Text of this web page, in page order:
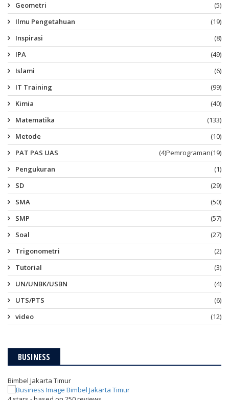
Geometri
(5)
Ilmu Pengetahuan
(19)
Inspirasi
(8)
IPA
(49)
Islami
(6)
IT Training
(99)
Kimia
(40)
Matematika
(133)
Metode
(10)
PAT PAS UAS
(19)
Pemrograman
(4)
Pengukuran
(1)
SD
(29)
SMA
(50)
SMP
(57)
Soal
(27)
Trigonometri
(2)
Tutorial
(3)
UN/UNBK/USBN
(4)
UTS/PTS
(6)
video
(12)
BUSINESS
Bimbel Jakarta Timur